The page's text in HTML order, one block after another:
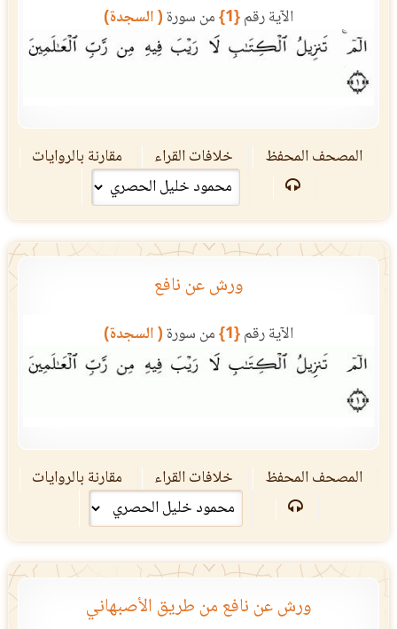
الآية رقم{1} من سورة( السجدة)
المصحف المحفظ خلافات القراء مقارنة بالروايات
ورش عن نافع
الآية رقم{1} من سورة( السجدة)
المصحف المحفظ خلافات القراء مقارنة بالروايات
ورش عن نافع من طريق الأصبهاني